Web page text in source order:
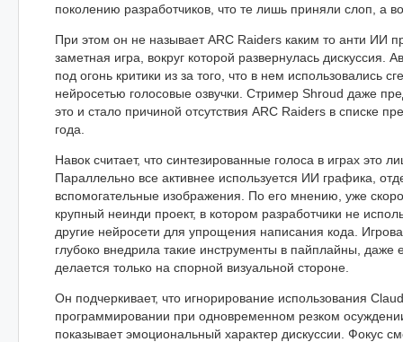
поколению разработчиков, что те лишь приняли слоп, а
При этом он не называет ARC Raiders каким то анти ИИ
заметная игра, вокруг которой развернулась дискуссия.
под огонь критики из за того, что в нем использовались
нейросетью голосовые озвучки. Стример Shroud даже
это и стало причиной отсутствия ARC Raiders в списке
года.
Навок считает, что синтезированные голоса в играх это
Параллельно все активнее используется ИИ графика,
вспомогательные изображения. По его мнению, уже
крупный неинди проект, в котором разработчики не
другие нейросети для упрощения написания кода.
глубоко внедрила такие инструменты в пайплайны, даже
делается только на спорной визуальной стороне.
Он подчеркивает, что игнорирование использования
программировании при одновременном резком
показывает эмоциональный характер дискуссии. Фокус